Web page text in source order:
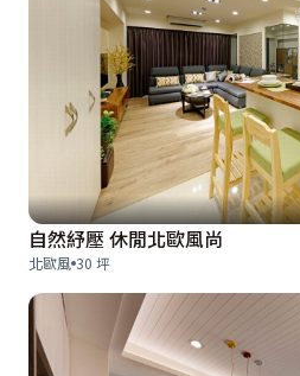
自然紓壓 休閒北歐風尚
北歐風 30 坪